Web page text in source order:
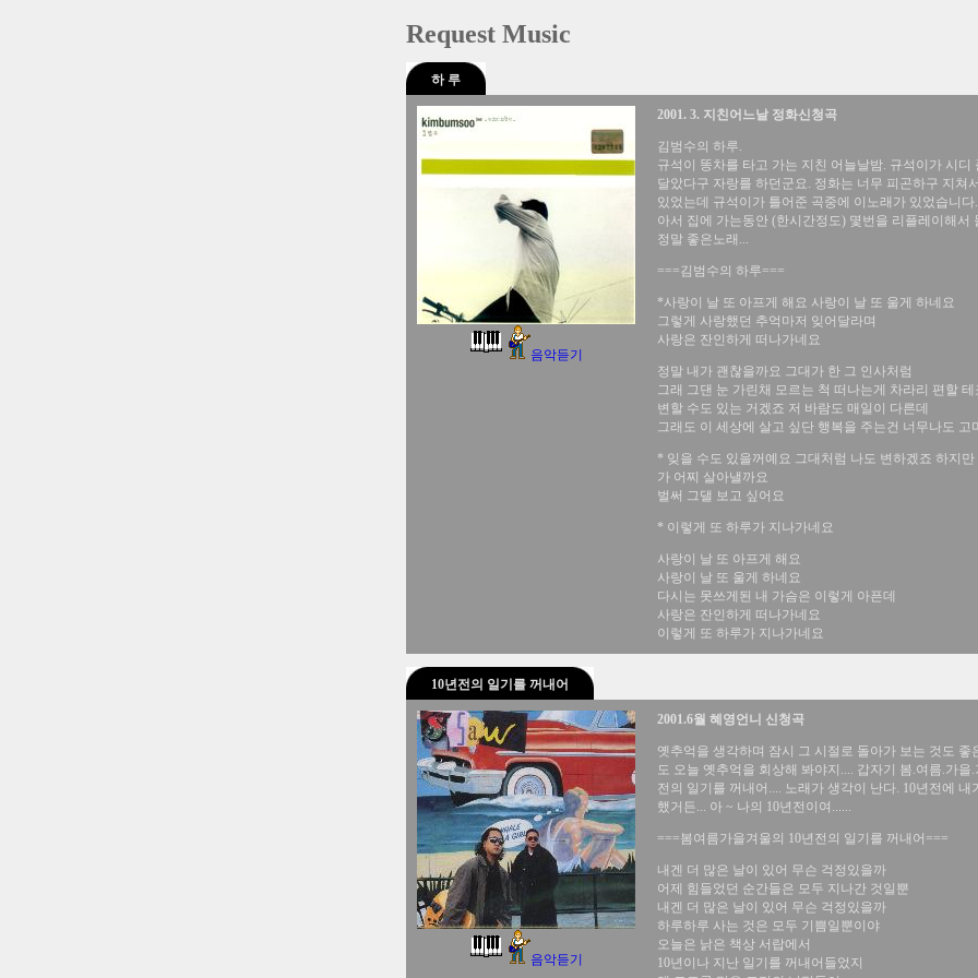
Request Music
하 루
음악듣기
2001. 3. 지친어느날 정화신청곡
김범수의 하루.
규석이 똥차를 타고 가는 지친 어늘날밤. 규석이가 시디
달았다구 자랑를 하던군요. 정화는 너무 피곤하구 지쳐
있었는데 규석이가 틀어준 곡중에 이노래가 있었습니다
아서 집에 가는동안 (한시간정도) 몇번을 리플레이해서
정말 좋은노래...
===김범수의 하루===
*사랑이 날 또 아프게 해요 사랑이 날 또 울게 하네요
그렇게 사랑했던 추억마저 잊어달라며
사랑은 잔인하게 떠나가네요
정말 내가 괜찮을까요 그대가 한 그 인사처럼
그래 그댄 눈 가린채 모르는 척 떠나는게 차라리 편할 테
변할 수도 있는 거겠죠 저 바람도 매일이 다른데
그래도 이 세상에 살고 싶단 행복을 주는건 너무나도 고
* 잊을 수도 있을꺼예요 그대처럼 나도 변하겠죠 하지만
가 어찌 살아낼까요
벌써 그댈 보고 싶어요
* 이렇게 또 하루가 지나가네요
사랑이 날 또 아프게 해요
사랑이 날 또 울게 하네요
다시는 못쓰게된 내 가슴은 이렇게 아픈데
사랑은 잔인하게 떠나가네요
이렇게 또 하루가 지나가네요
10년전의 일기를 꺼내어
음악듣기
2001.6월 혜영언니 신청곡
옛추억을 생각하며 잠시 그 시절로 돌아가 보는 것도 좋
도 오늘 옛추억을 회상해 봐야지.... 갑자기 봄.여름.가을.
전의 일기를 꺼내어.... 노래가 생각이 난다. 10년전에 내
했거든... 아 ~ 나의 10년전이여......
===봄여름가을겨울의 10년전의 일기를 꺼내어===
내겐 더 많은 날이 있어 무슨 걱정있을까
어제 힘들었던 순간들은 모두 지나간 것일뿐
내겐 더 많은 날이 있어 무슨 걱정있을까
하루하루 사는 것은 모두 기쁨일뿐이야
오늘은 낡은 책상 서랍에서
10년이나 지난 일기를 꺼내어들었지